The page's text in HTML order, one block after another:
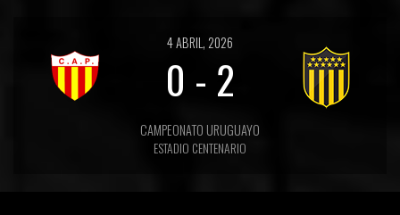
4 ABRIL, 2026
0 - 2
CAMPEONATO URUGUAYO
ESTADIO CENTENARIO